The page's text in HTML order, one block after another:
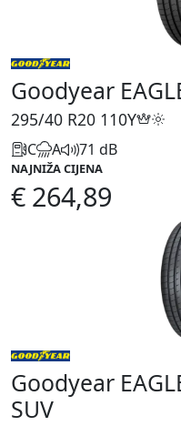
Goodyear
295/40 R20 110Y
C A 71 dB
NAJNIŽA CIJENA
€ 264,89
Goodyear
SUV